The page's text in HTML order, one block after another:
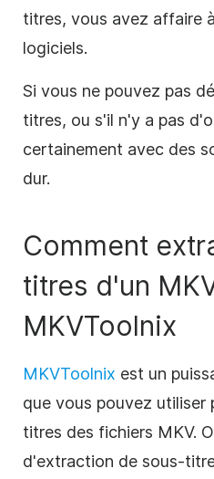
titres, vous avez affaire
logiciels.
Si vous ne pouvez pas
titres, ou s'il n'y a pas
certainement avec des
dur.
Comment
titres d'un
MKVToolnix
MKVToolnix est un
que vous pouvez utiliser
titres des fichiers MKV.
d'extraction de sous-